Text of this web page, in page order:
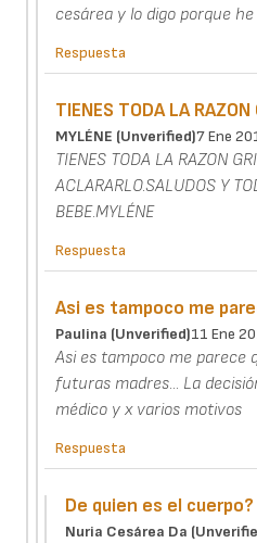
cesárea y lo digo porque
Respuesta
TIENES TODA LA RAZON
MYLÉNE (unverified)7 Ene
TIENES TODA LA RAZON
ACLARARLO.SALUDOS Y
BEBE.MYLÉNE
Respuesta
Asi es tampoco me
Paulina (unverified)11 Ene
Asi es tampoco me parece
futuras madres... La
médico y x varios motivos
Respuesta
De quien es el cuerpo?
Nuria Cesárea Da